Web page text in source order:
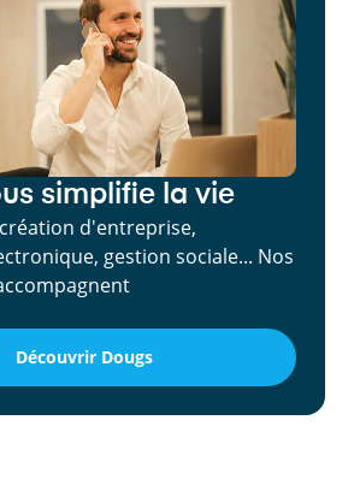
simplifie la vie
d'entreprise,
gestion sociale... Nos
Découvrir Dougs